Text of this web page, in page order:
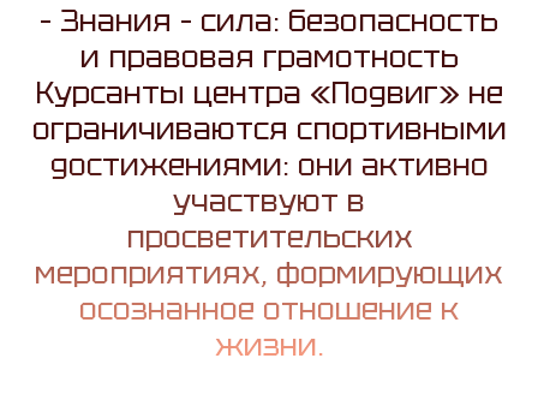
– Знания – сила: безопасность
и правовая грамотность
Курсанты центра «Подвиг» не
ограничиваются спортивными
достижениями: они активно
участвуют в
просветительских
мероприятиях, формирующих
осознанное отношение к
жизни.